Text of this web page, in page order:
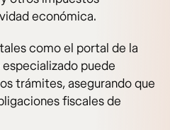
económica.
como el portal de la
puede
trámites, asegurando que
fiscales de